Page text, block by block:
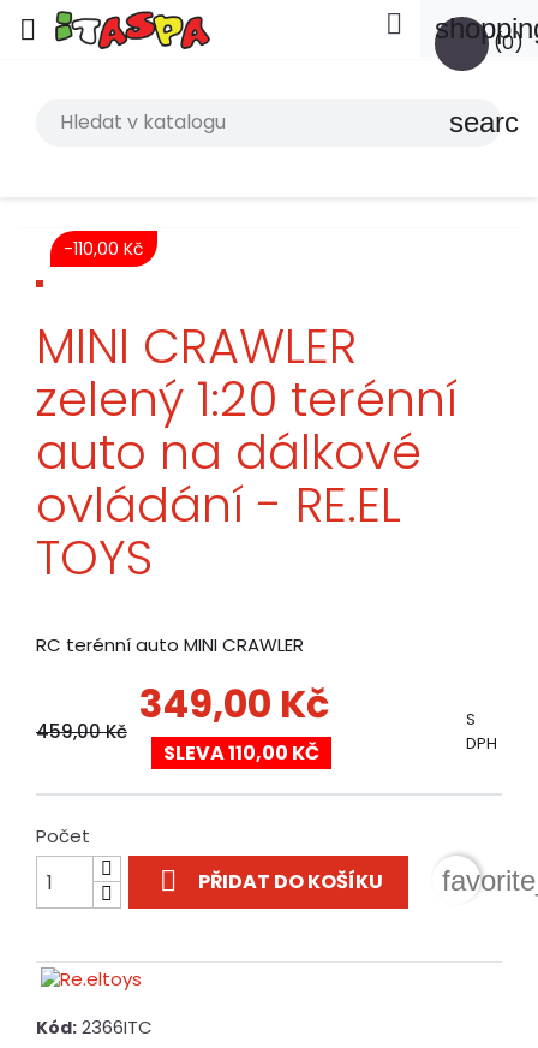
 (0)

search
-110,00 Kč
MINI CRAWLER
zelený 1:20 terénní
auto na dálkové
ovládání - RE.EL
TOYS
RC terénní auto MINI CRAWLER
459,00 Kč
349,00 Kč
SLEVA 110,00 KČ
S
DPH
Počet
 PŘIDAT DO KOŠÍKU
Kód: 2366ITC